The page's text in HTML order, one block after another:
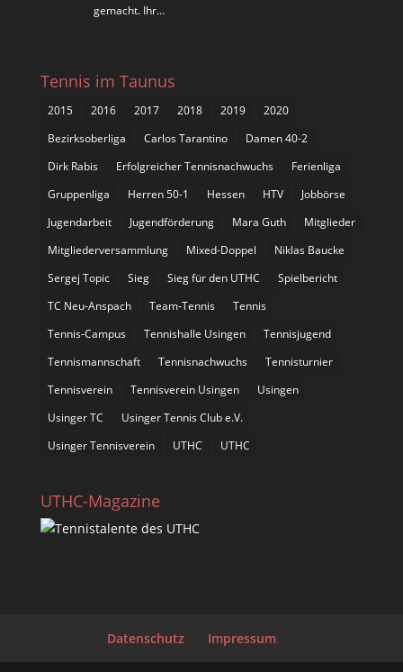
gemacht. Ihr…
Tennis im Taunus
2015 2016 2017 2018 2019
2020
Bezirksoberliga
Carlos Tarantino
Damen 40-2
Dirk Rabis
Erfolgreicher Tennisnachwuchs
Ferienliga
Gruppenliga
Herren 50-1 Hessen HTV
Jobbörse
Jugendarbeit
Jugendförderung Mara Guth
Mitglieder
Mitgliederversammlung
Mixed-Doppel
Niklas Baucke
Sergej Topic
Sieg Sieg für den UTHC
Spielbericht
TC Neu-Anspach
Team-Tennis
Tennis
Tennis-Campus
Tennishalle Usingen
Tennisjugend
Tennismannschaft
Tennisnachwuchs
Tennisturnier
Tennisverein
Tennisverein Usingen
Usingen
Usinger TC
Usinger Tennis Club e.V.
Usinger Tennisverein
UTHC UTHC
UTHC-Magazine
Datenschutz Impressum